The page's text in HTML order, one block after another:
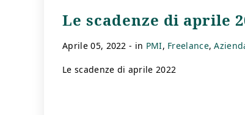
Le scadenze di aprile
aprile 05, 2022 - in PMI Freelance
Le scadenze di aprile 2022